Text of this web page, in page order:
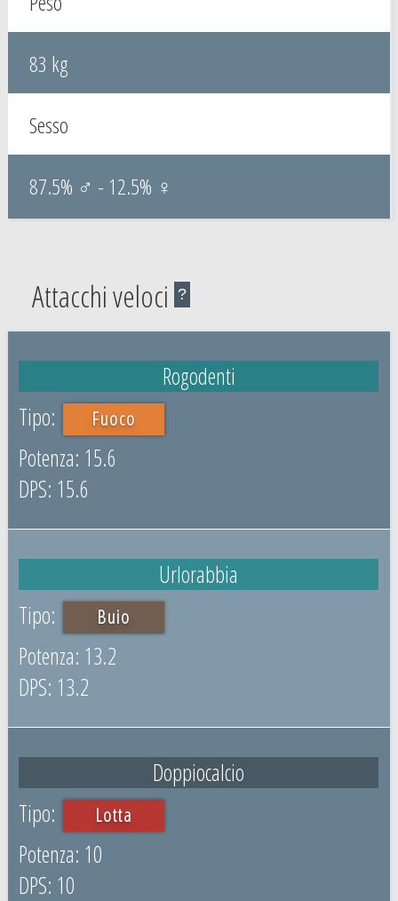
83 kg
Sesso
87.5% ♂ - 12.5% ♀
Attacchi veloci ?
Rogodenti
Fuoco
15.6
15.6
Urlorabbia
Buio
13.2
13.2
Doppiocalcio
Lotta
10
10